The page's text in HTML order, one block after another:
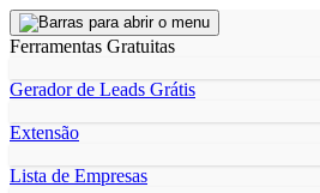
Ferramentas Gratuitas
Gerador de Leads Grátis
Extensão
Lista de Empresas